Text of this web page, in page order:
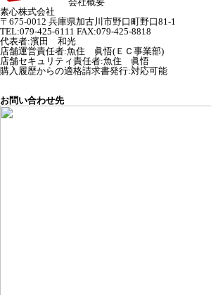
素心株式会社
〒675-0012 兵庫県加古川市野口町野口81-1
TEL:079-425-6111 FAX:079-425-8818
代表者:濱田 和光
店舗運営責任者:魚住 眞悟(ＥＣ事業部)
店舗セキュリティ責任者:魚住 眞悟
購入履歴からの適格請求書発行:対応可能
お問い合わせ先